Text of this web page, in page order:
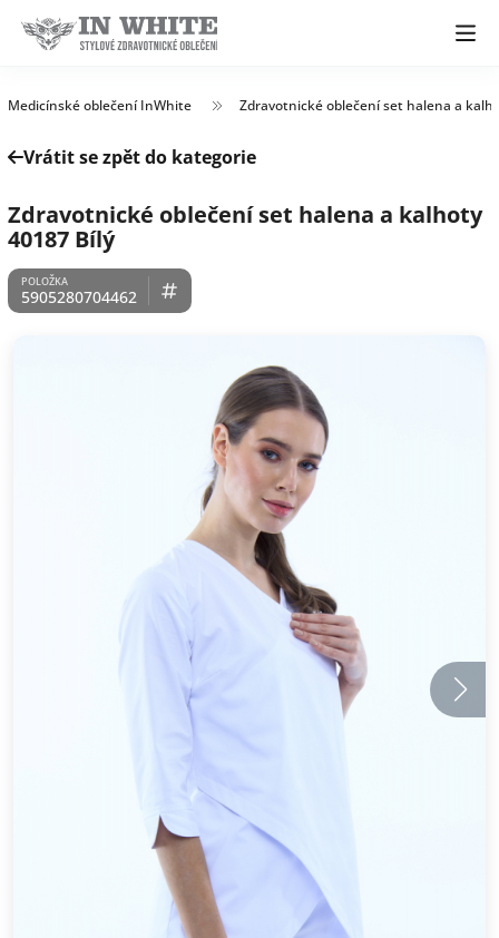
Medicínské oblečení InWhite Zdravotnické oblečení set halena a
Vrátit se zpět do kategorie
Zdravotnické oblečení set halena a kalhoty
40187 Bílý
5905280704462